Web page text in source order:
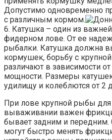
Допустимо одновременно
с различным кормом.
6. Катушка – один из
фидерном лове. От ее
рыбалки. Катушка должна
кормушек, борьбу с
различают в зависимости
мощности. Размеры
удилищу и колеблются от 2
При лове крупной рыбы
вываживании важен
бывает задним и передним.
могут быстро менять